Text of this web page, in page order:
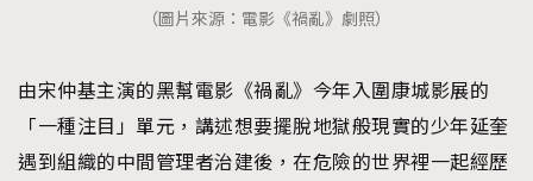
（圖片來源：電影《禍亂》劇照）
由宋仲基主演的黑幫電影《禍亂》今年入圍康城影展的
「一種注目」單元，講述想要擺脫地獄般現實的少年延奎
遇到組織的中間管理者治建後，在危險的世界裡一起經歷